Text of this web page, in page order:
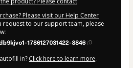
Please visit our Help Center
request to our support team, please
1786127031422-8846
in? Click here to learn more.